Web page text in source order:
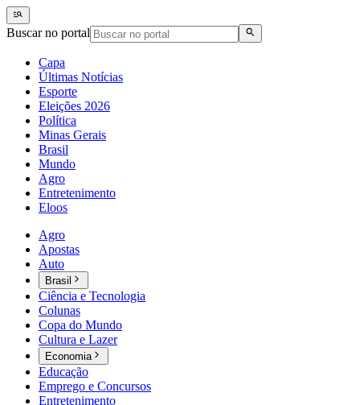
Buscar no portal
Capa
Últimas Notícias
Esporte
Eleições 2026
Política
Minas Gerais
Brasil
Mundo
Agro
Entretenimento
Eloos
Agro
Apostas
Auto
Brasil
Ciência e Tecnologia
Colunas
Copa do Mundo
Cultura e Lazer
Economia
Educação
Emprego e Concursos
Entretenimento